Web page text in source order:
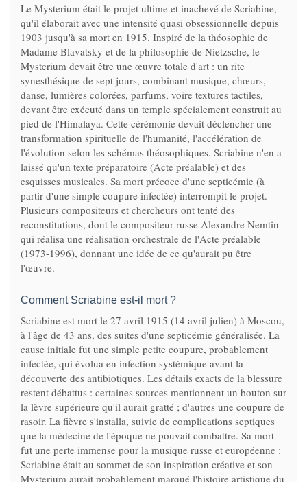
Le Mysterium était le projet ultime et inachevé de Scriabine,
qu'il élaborait avec une intensité quasi obsessionnelle depuis
1903 jusqu'à sa mort en 1915. Inspiré de la théosophie de
Madame Blavatsky et de la philosophie de Nietzsche, le
Mysterium devait être une œuvre totale d'art : un rite
synesthésique de sept jours, combinant musique, chœurs,
danse, lumières colorées, parfums, voire textures tactiles,
devant être exécuté dans un temple spécialement construit au
pied de l'Himalaya. Cette cérémonie devait déclencher une
transformation spirituelle de l'humanité, l'accélération de
l'évolution selon les schémas théosophiques. Scriabine n'en a
laissé qu'un texte préparatoire (Acte préalable) et des
esquisses musicales. Sa mort précoce d'une septicémie (à
partir d'une simple coupure infectée) interrompit le projet.
Plusieurs compositeurs et chercheurs ont tenté des
reconstitutions, dont le compositeur russe Alexandre Nemtin
qui réalisa une réalisation orchestrale de l'Acte préalable
(1973-1996), donnant une idée de ce qu'aurait pu être
l'œuvre.
Comment Scriabine est-il mort ?
Scriabine est mort le 27 avril 1915 (14 avril julien) à Moscou,
à l'âge de 43 ans, des suites d'une septicémie généralisée. La
cause initiale fut une simple petite coupure, probablement
infectée, qui évolua en infection systémique avant la
découverte des antibiotiques. Les détails exacts de la blessure
restent débattus : certaines sources mentionnent un bouton sur
la lèvre supérieure qu'il aurait gratté ; d'autres une coupure de
rasoir. La fièvre s'installa, suivie de complications septiques
que la médecine de l'époque ne pouvait combattre. Sa mort
fut une perte immense pour la musique russe et européenne :
Scriabine était au sommet de son inspiration créative et son
Mysterium aurait probablement marqué l'histoire artistique du